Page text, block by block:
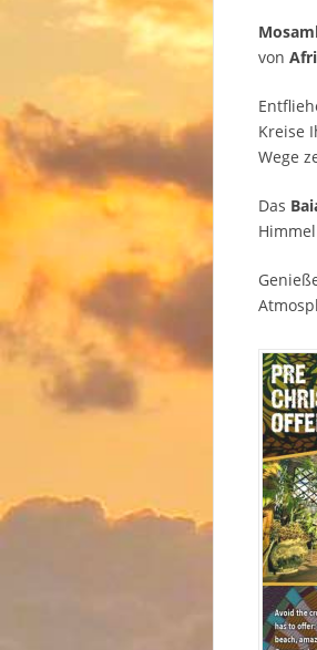
von
Kreise
Wege
Das